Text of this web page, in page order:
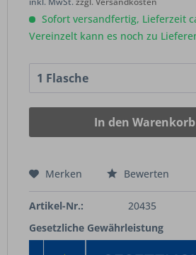
Sofort versandfertig, Lieferzeit
Vereinzelt kann es noch zu
In den Warenkorb
Merken Bewerten
Artikel-Nr.:
20435
Gesetzliche Gewährleistung